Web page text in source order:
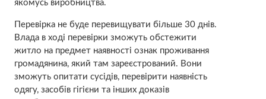
якомусь виробництва.
Перевірка не буде перевищувати більше 30 днів.
Влада в ході перевірки зможуть обстежити
житло на предмет наявності ознак проживання
громадянина, який там зареєстрований. Вони
зможуть опитати сусідів, перевірити наявність
одягу, засобів гігієни та інших доказів